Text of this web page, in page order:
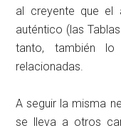
al creyente que el
auténtico (las
tanto, también
relacionadas.
A seguir la misma
se lleva a otros